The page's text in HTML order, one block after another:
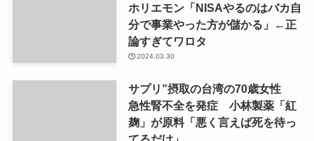
ホリエモン「NISAやるのはバカ自
分で事業やった方が儲かる」←正
論すぎてワロタ
2024.03.30
サプリ”摂取の台湾の70歳女性
急性腎不全を発症 小林製薬「紅
麹」が原料「悪く言えば死を待っ